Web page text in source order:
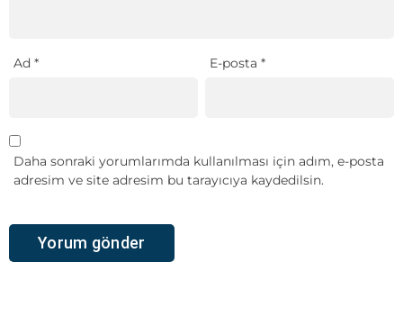
Ad * E-posta*
Daha sonraki yorumlarımda kullanılması için adım, e-posta
adresim ve site adresim bu tarayıcıya kaydedilsin.